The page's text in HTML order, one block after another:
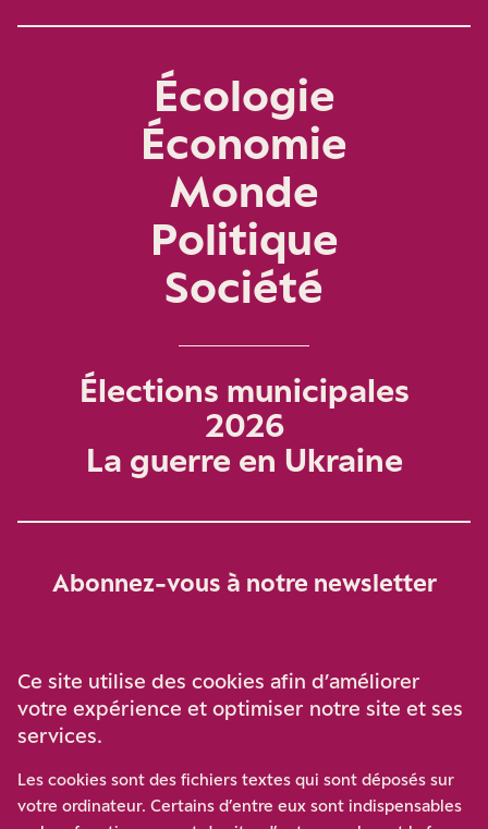
Écologie
Économie
Monde
Politique
Société
Élections municipales
2026
La guerre en Ukraine
Abonnez-vous à notre newsletter
Participez à notre effort pour conforter la démocratie en
Ce site utilise des cookies afin d’améliorer
votre expérience et optimiser notre site et ses
services.
Les cookies sont des fichiers textes qui sont déposés sur
votre ordinateur. Certains d’entre eux sont indispensables